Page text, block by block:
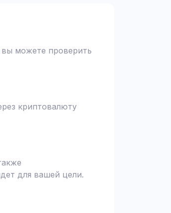
вы можете проверить
криптовалюту
для вашей цели.